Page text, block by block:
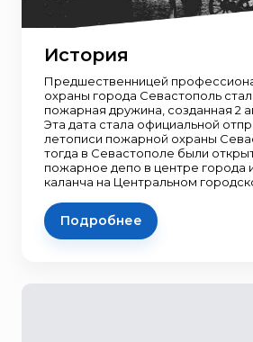
История
Предшественницей
охраны города Севастополь
пожарная дружина, созданная 2
Эта дата стала официальной
летописи пожарной охраны
тогда в Севастополе были
пожарное депо в центре города
каланча на Центральном
Подробнее